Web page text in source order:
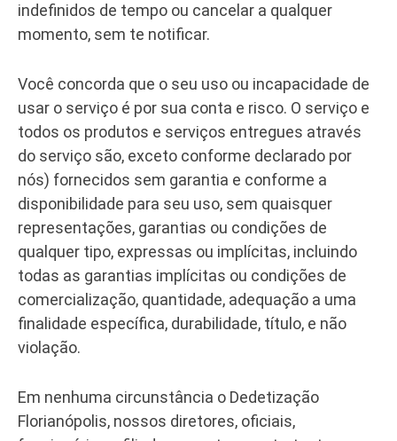
indefinidos de tempo ou cancelar a qualquer
momento, sem te notificar.
Você concorda que o seu uso ou incapacidade de
usar o serviço é por sua conta e risco. O serviço e
todos os produtos e serviços entregues através
do serviço são, exceto conforme declarado por
nós) fornecidos sem garantia e conforme a
disponibilidade para seu uso, sem quaisquer
representações, garantias ou condições de
qualquer tipo, expressas ou implícitas, incluindo
todas as garantias implícitas ou condições de
comercialização, quantidade, adequação a uma
finalidade específica, durabilidade, título, e não
violação.
Em nenhuma circunstância o Dedetização
Florianópolis, nossos diretores, oficiais,